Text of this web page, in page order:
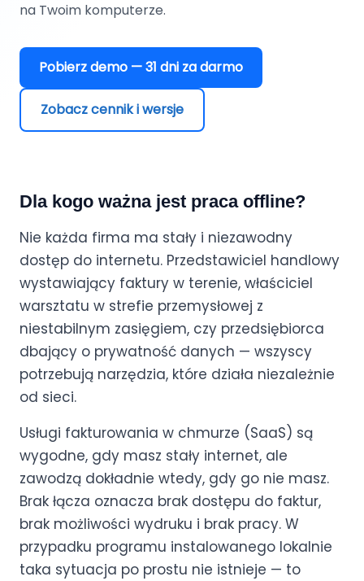
na Twoim komputerze.
Pobierz demo — 31 dni za darmo
Zobacz cennik i wersje
Dla kogo ważna jest praca offline?
Nie każda firma ma stały i niezawodny
dostęp do internetu. Przedstawiciel handlowy
wystawiający faktury w terenie, właściciel
warsztatu w strefie przemysłowej z
niestabilnym zasięgiem, czy przedsiębiorca
dbający o prywatność danych — wszyscy
potrzebują narzędzia, które działa niezależnie
od sieci.
Usługi fakturowania w chmurze (SaaS) są
wygodne, gdy masz stały internet, ale
zawodzą dokładnie wtedy, gdy go nie masz.
Brak łącza oznacza brak dostępu do faktur,
brak możliwości wydruku i brak pracy. W
przypadku programu instalowanego lokalnie
taka sytuacja po prostu nie istnieje — to